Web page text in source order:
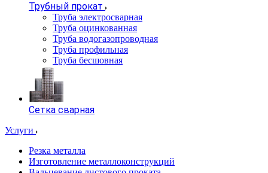
Трубный прокат
Труба электросварная
Труба оцинкованная
Труба водогазопроводная
Труба профильная
Труба бесшовная
Сетка сварная
Услуги
Резка металла
Изготовление металлоконструкций